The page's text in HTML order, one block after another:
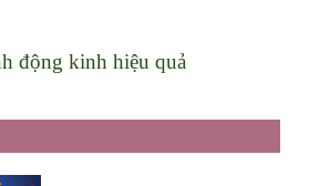
động kinh hiệu quả